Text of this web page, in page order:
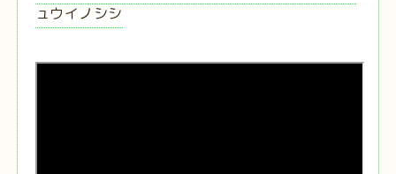
ュウイノシシ